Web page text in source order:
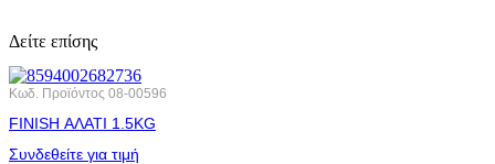
Δείτε επίσης
Κωδ. Προϊόντος 08-00596
FINISH ΑΛΑΤΙ 1.5KG
Συνδεθείτε για τιμή